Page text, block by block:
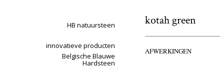
HB natuursteen
innovatieve producten
Belgische Blauwe
Hardsteen
kotah green
AFWERKINGEN